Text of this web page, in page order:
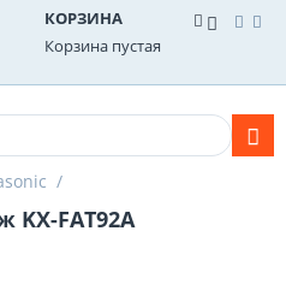
КОРЗИНА
Корзина пустая
/
KX-FAT92A